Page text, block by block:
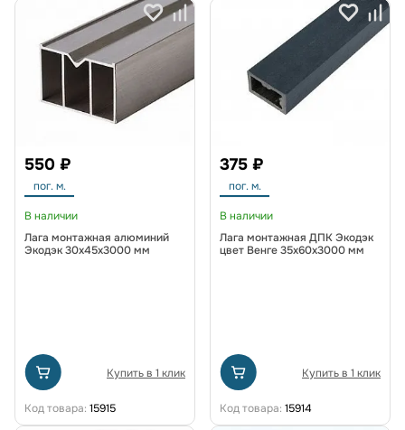
550 ₽
пог. м.
В наличии
Лага монтажная алюминий
Экодэк 30х45х3000 мм
Купить в 1 клик
Код товара: 15915
375 ₽
пог. м.
В наличии
Лага монтажная ДПК Экодэк
цвет Венге 35х60х3000 мм
Купить в 1 клик
Код товара: 15914